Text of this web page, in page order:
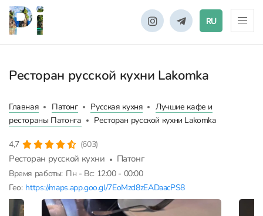
RU
Ресторан русской кухни Lakomka
Главная Патонг Русская кухня
Лучшие кафе и
рестораны Патонга
Ресторан русской кухни Lakomka
4,7 (603)
Ресторан русской кухни Патонг
Время работы: Пн - Вс: 12:00 - 00:00
Гео: https://maps.app.goo.gl/7EoMzd8zEADaacPS8